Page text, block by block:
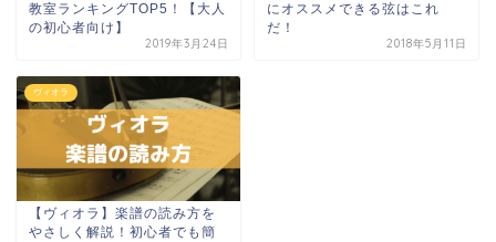
教室ランキングTOP5！【大人
の初心者向け】
2019年3月24日
にオススメできる弦はこれ
だ！
2018年5月11日
ヴィオラ
【ヴィオラ】楽譜の読み方を
やさしく解説！初心者でも簡